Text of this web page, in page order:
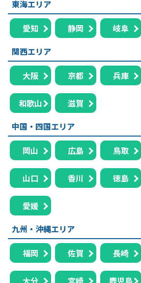
東海エリア
愛知 静岡 岐阜
関西エリア
大阪 京都 兵庫
和歌山
滋賀
中国・四国エリア
岡山 広島 鳥取
山口 香川 徳島
愛媛
九州・沖縄エリア
福岡 佐賀 長崎
大分 宮崎 鹿児島